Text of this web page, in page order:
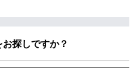
お探しですか？